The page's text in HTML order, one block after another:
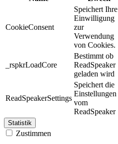
CookieConsent
Speichert Ihre
Einwilligung
zur
Verwendung
von Cookies.
_rspkrLoadCore
Bestimmt ob
ReadSpeaker
geladen wird
ReadSpeakerSettings
Speichert die
Einstellungen
vom
ReadSpeaker
Statistik
Zustimmen